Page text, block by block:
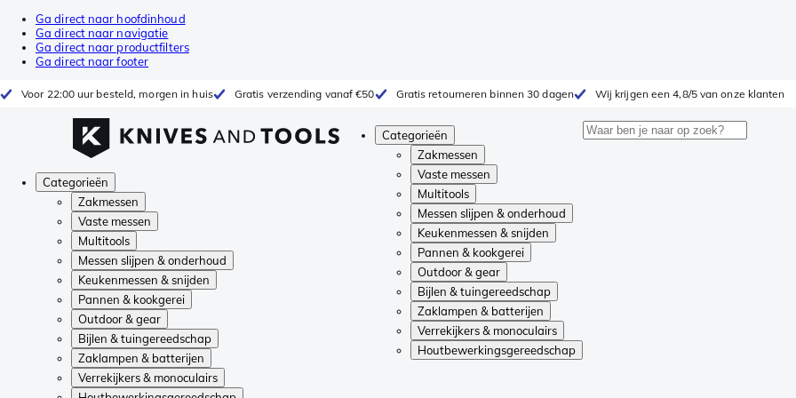
Ga direct naar hoofdinhoud
Ga direct naar navigatie
Ga direct naar productfilters
Ga direct naar footer
Voor 22:00 uur besteld, morgen in huis Gratis verzending vanaf €50 Gratis retourneren binnen 30 dagen Wij krijgen een 4,8/5 van onze klanten
Categorieën
Zakmessen
Vaste messen
Multitools
Messen slijpen & onderhoud
Keukenmessen & snijden
Pannen & kookgerei
Outdoor & gear
Bijlen & tuingereedschap
Zaklampen & batterijen
Verrekijkers & monoculairs
Houtbewerkingsgereedschap
Categorieën
Zakmessen
Vaste messen
Multitools
Messen slijpen & onderhoud
Keukenmessen & snijden
Pannen & kookgerei
Outdoor & gear
Bijlen & tuingereedschap
Zaklampen & batterijen
Verrekijkers & monoculairs